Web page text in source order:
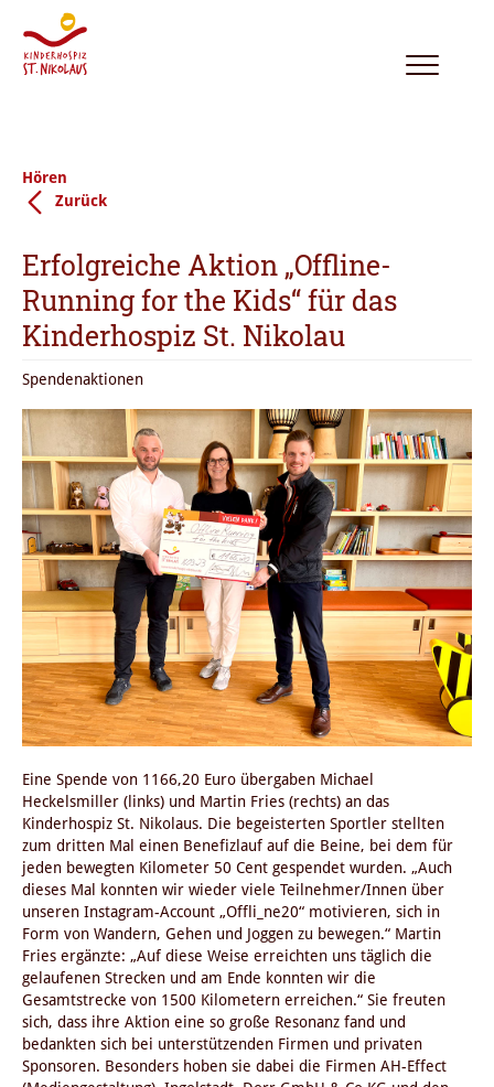
Toggle
Hören
Zurück
Erfolgreiche Aktion „Offline-
Running for the Kids“ für das
Kinderhospiz St. Nikolau
Spendenaktionen
Eine Spende von 1166,20 Euro übergaben Michael
Heckelsmiller (links) und Martin Fries (rechts) an das
Kinderhospiz St. Nikolaus. Die begeisterten Sportler stellten
zum dritten Mal einen Benefizlauf auf die Beine, bei dem für
jeden bewegten Kilometer 50 Cent gespendet wurden. „Auch
dieses Mal konnten wir wieder viele Teilnehmer/Innen über
unseren Instagram-Account „Offli_ne20“ motivieren, sich in
Form von Wandern, Gehen und Joggen zu bewegen.“ Martin
Fries ergänzte: „Auf diese Weise erreichten uns täglich die
gelaufenen Strecken und am Ende konnten wir die
Gesamtstrecke von 1500 Kilometern erreichen.“ Sie freuten
sich, dass ihre Aktion eine so große Resonanz fand und
bedankten sich bei unterstützenden Firmen und privaten
Sponsoren. Besonders hoben sie dabei die Firmen AH-Effect